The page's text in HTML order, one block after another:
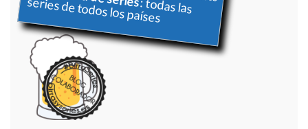
: todas las
series de todos los países